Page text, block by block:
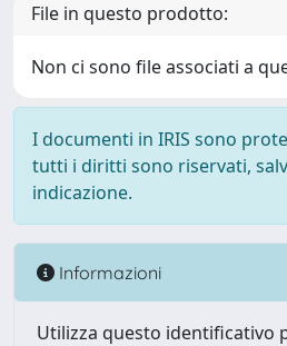
File in questo prodotto:
Non ci sono file associati a
I documenti in IRIS sono
tutti i diritti sono riservati,
indicazione.
Informazioni
Utilizza questo identificativo